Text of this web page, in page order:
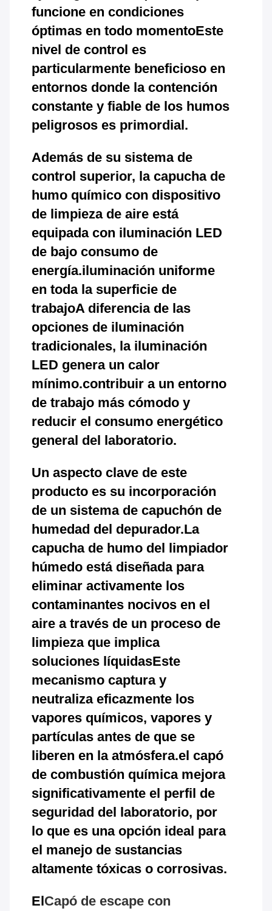
funcione en condiciones
óptimas en todo momentoEste
nivel de control es
particularmente beneficioso en
entornos donde la contención
constante y fiable de los humos
peligrosos es primordial.
Además de su sistema de
control superior, la capucha de
humo químico con dispositivo
de limpieza de aire está
equipada con iluminación LED
de bajo consumo de
energía.iluminación uniforme
en toda la superficie de
trabajoA diferencia de las
opciones de iluminación
tradicionales, la iluminación
LED genera un calor
mínimo.contribuir a un entorno
de trabajo más cómodo y
reducir el consumo energético
general del laboratorio.
Un aspecto clave de este
producto es su incorporación
de un sistema de capuchón de
humedad del depurador.La
capucha de humo del limpiador
húmedo está diseñada para
eliminar activamente los
contaminantes nocivos en el
aire a través de un proceso de
limpieza que implica
soluciones líquidasEste
mecanismo captura y
neutraliza eficazmente los
vapores químicos, vapores y
partículas antes de que se
liberen en la atmósfera.el capó
de combustión química mejora
significativamente el perfil de
seguridad del laboratorio, por
lo que es una opción ideal para
el manejo de sustancias
altamente tóxicas o corrosivas.
El Capó de escape con